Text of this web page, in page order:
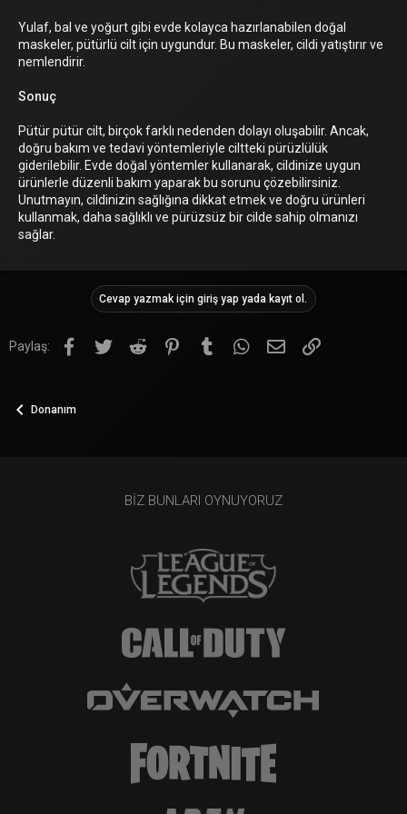
Yulaf, bal ve yoğurt gibi evde kolayca hazırlanabilen doğal
maskeler, pütürlü cilt için uygundur. Bu maskeler, cildi yatıştırır ve
nemlendirir.
Sonuç
Pütür pütür cilt, birçok farklı nedenden dolayı oluşabilir. Ancak,
doğru bakım ve tedavi yöntemleriyle ciltteki pürüzlülük
giderilebilir. Evde doğal yöntemler kullanarak, cildinize uygun
ürünlerle düzenli bakım yaparak bu sorunu çözebilirsiniz.
Unutmayın, cildinizin sağlığına dikkat etmek ve doğru ürünleri
kullanmak, daha sağlıklı ve pürüzsüz bir cilde sahip olmanızı
sağlar.
Cevap yazmak için giriş yap yada kayıt ol.
Paylaş: Facebook
TwitterReddit PinterestTumblrWhatsApp
E-postaLink
Donanım
BIZ BUNLARI OYNUYORUZ